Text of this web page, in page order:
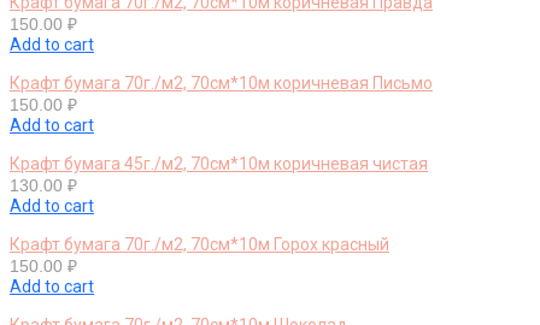
150.00 ₽
Add to cart
Крафт бумага 70г./м2, 70см*10м коричневая Письмо
150.00 ₽
Add to cart
Крафт бумага 45г./м2, 70см*10м коричневая чистая
130.00 ₽
Add to cart
Крафт бумага 70г./м2, 70см*10м Горох красный
150.00 ₽
Add to cart